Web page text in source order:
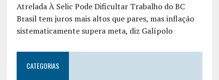
Atrelada À Selic Pode Dificultar Trabalho do BC
Brasil tem juros mais altos que pares, mas inflação
sistematicamente supera meta, diz Galípolo
CATEGORIAS